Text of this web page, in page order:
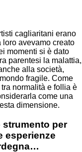
cagliaritani erano
avevamo creato
momenti si è dato
parentesi la malattia,
alla società,
fragile. Come
normalità e follia è
come una
dimensione.
strumento per
esperienze